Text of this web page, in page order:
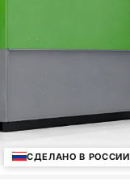
СДЕЛАНО В РОССИИ